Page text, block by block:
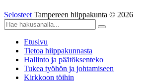
Selosteet Tampereen hiippakunta © 2026
Etusivu
Tietoa hiippakunnasta
Hallinto ja päätöksenteko
Tukea työhön ja johtamiseen
Kirkkoon töihin